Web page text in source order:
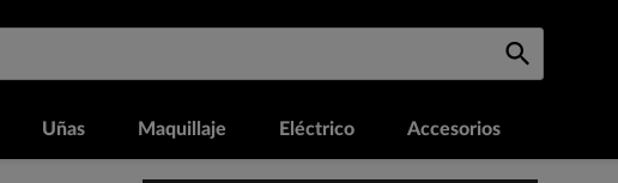
Uñas Maquillaje Eléctrico Accesorios